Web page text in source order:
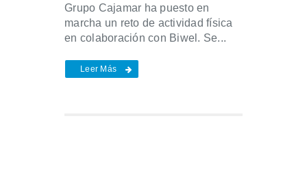
Grupo Cajamar ha puesto en
marcha un reto de actividad física
en colaboración con Biwel. Se...
Leer Más